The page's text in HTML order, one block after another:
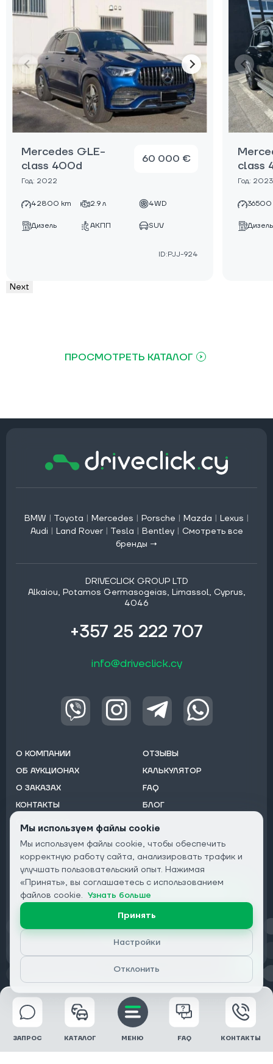
Mercedes GLE-
class 400d
Год: 2022
60 000 €
42800 km 2.9 л 4WD
Дизель АКПП SUV
ID:PJJ-924
class
Год: 2023
36500
Дизель
Next
ПРОСМОТРЕТЬ КАТАЛОГ
BMW | Toyota | Mercedes | Porsche | Mazda | Lexus |
Audi | Land Rover | Tesla | Bentley | Смотреть все
бренды →
DRIVECLICK GROUP LTD
Alkaiou, Potamos Germasogeias, Limassol, Cyprus,
4046
+357 25 222 707
info@driveclick.cy
О КОМПАНИИ
ОБ АУКЦИОНАХ
О ЗАКАЗАХ
КОНТАКТЫ
ОТЗЫВЫ
КАЛЬКУЛЯТОР
FAQ
БЛОГ
Подписаться на рассылку:
Email
Конфиденциальность
© 2026 DRIVECLICK GROUP LTD | Все права защищены
ЗАПРОС КАТАЛОГ МЕНЮ FAQ КОНТАКТЫ
Мы используем файлы cookie
Мы используем файлы cookie, чтобы обеспечить
корректную работу сайта, анализировать трафик и
улучшать пользовательский опыт. Нажимая
«Принять», вы соглашаетесь с использованием
файлов cookie. Узнать больше
Принять
Настройки
Отклонить